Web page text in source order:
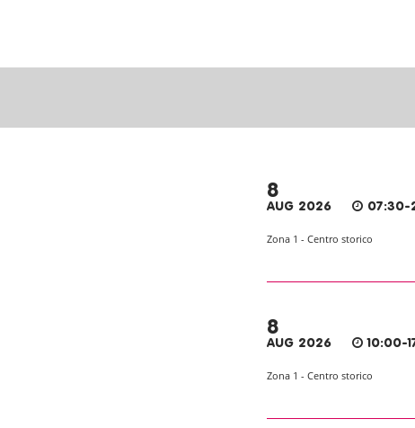
8
AUG 2026 07:30-
Zona 1 - Centro storico
8
AUG 2026 10:00-
Zona 1 - Centro storico